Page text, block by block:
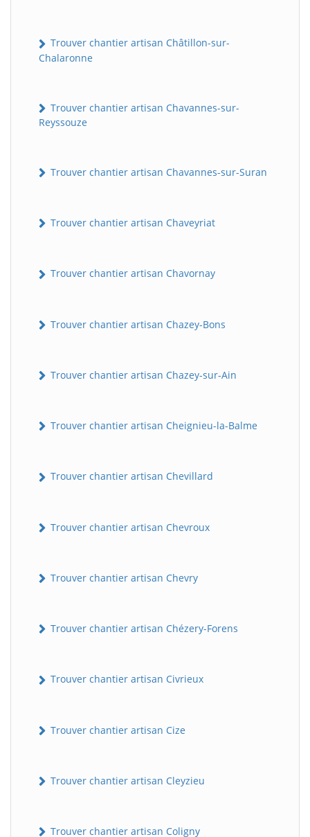
Trouver chantier artisan Châtillon-sur-
Chalaronne
Trouver chantier artisan Chavannes-sur-
Reyssouze
Trouver chantier artisan Chavannes-sur-Suran
Trouver chantier artisan Chaveyriat
Trouver chantier artisan Chavornay
Trouver chantier artisan Chazey-Bons
Trouver chantier artisan Chazey-sur-Ain
Trouver chantier artisan Cheignieu-la-Balme
Trouver chantier artisan Chevillard
Trouver chantier artisan Chevroux
Trouver chantier artisan Chevry
Trouver chantier artisan Chézery-Forens
Trouver chantier artisan Civrieux
Trouver chantier artisan Cize
Trouver chantier artisan Cleyzieu
Trouver chantier artisan Coligny
BatiWebPro